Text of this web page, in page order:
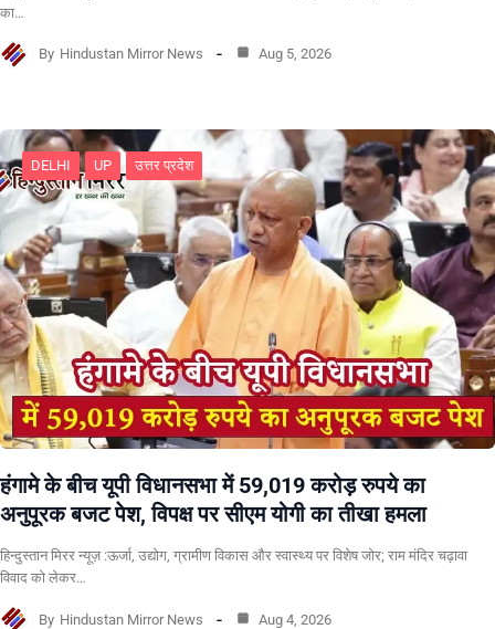
का…
By Hindustan Mirror News Aug 5, 2026
DELHI UP उत्तर प्रदेश
हंगामे के बीच यूपी विधानसभा में 59,019 करोड़ रुपये का
अनुपूरक बजट पेश, विपक्ष पर सीएम योगी का तीखा हमला
हिन्दुस्तान मिरर न्यूज़ :ऊर्जा, उद्योग, ग्रामीण विकास और स्वास्थ्य पर विशेष जोर; राम मंदिर चढ़ावा
विवाद को लेकर…
By Hindustan Mirror News Aug 4, 2026